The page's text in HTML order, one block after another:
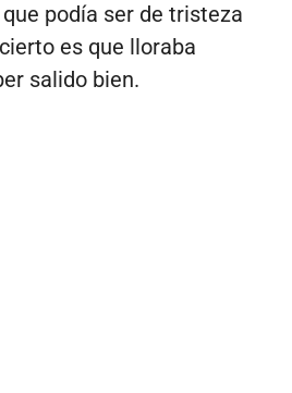
podía ser de tristeza
es que lloraba
salido bien.